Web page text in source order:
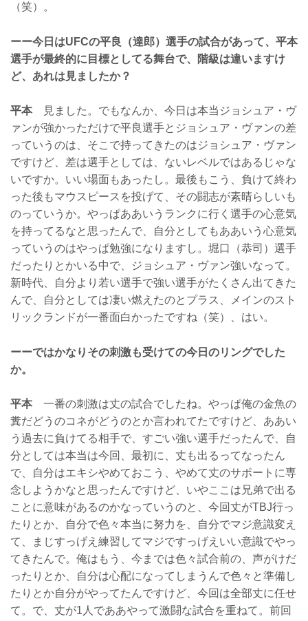
（笑）。
ーー今日はUFCの平良（達郎）選手の試合があって、平本
選手が最終的に目標としてる舞台で、階級は違いますけ
ど、あれは見ましたか？
平本見ました。でもなんか、今日は本当ジョシュア・ヴ
ァンが強かっただけで平良選手とジョシュア・ヴァンの差
っていうのは、そこで持ってきたのはジョシュア・ヴァン
ですけど、差は選手としては、ないレベルではあるじゃな
いですか。いい場面もあったし。最後もこう、負けて終わ
った後もマウスピースを投げて、その闘志が素晴らしいも
のっていうか。やっぱああいうランクに行く選手の心意気
を持ってるなと思ったんで、自分としてもああいう心意気
っていうのはやっぱ勉強になりますし。堀口（恭司）選手
だったりとかいる中で、ジョシュア・ヴァン強いなって。
新時代、自分より若い選手で強い選手がたくさん出てきた
んで、自分としては凄い燃えたのとプラス、メインのスト
リックランドが一番面白かったですね（笑）、はい。
ーーではかなりその刺激も受けての今日のリングでした
か。
平本一番の刺激は丈の試合でしたね。やっぱ俺の金魚の
糞だどうのコネがどうのとか言われてたですけど、ああい
う過去に負けてる相手で、すごい強い選手だったんで、自
分としては本当は今回、最初に、丈も出るってなったん
で、自分はエキシやめておこう、やめて丈のサポートに専
念しようかなと思ったんですけど、いやここは兄弟で出る
ことに意味があるのかなっていうのと、今回丈がTBJ行っ
たりとか、自分で色々本当に努力を、自分でマジ意識変え
て、まじすっげえ練習してマジですっげえいい意識でやっ
てきたんで。俺はもう、今までは色々試合前の、声がけだ
ったりとか、自分は心配になってしまうんで色々と準備し
たりとか自分がやってたんですけど、今回は全部丈に任せ
て。で、丈が1人でああやって激闘な試合を重ねて。前回